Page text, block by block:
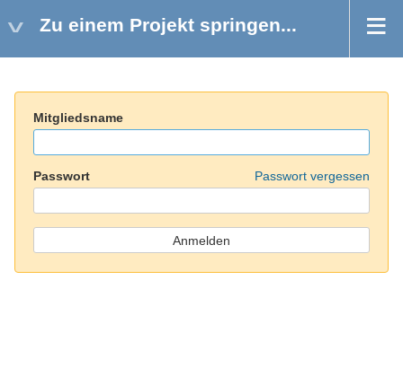
Zu einem Projekt springen...
Mitgliedsname
Passwort Passwort vergessen